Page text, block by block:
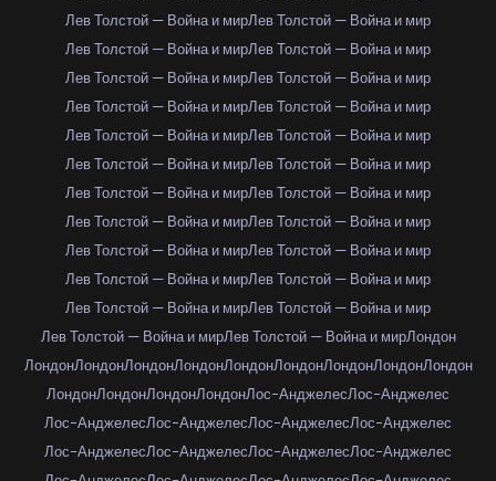
Лев Толстой — Война и мирЛев Толстой — Война и мир
Лев Толстой — Война и мирЛев Толстой — Война и мир
Лев Толстой — Война и мирЛев Толстой — Война и мир
Лев Толстой — Война и мирЛев Толстой — Война и мир
Лев Толстой — Война и мирЛев Толстой — Война и мир
Лев Толстой — Война и мирЛев Толстой — Война и мир
Лев Толстой — Война и мирЛев Толстой — Война и мир
Лев Толстой — Война и мирЛев Толстой — Война и мир
Лев Толстой — Война и мирЛев Толстой — Война и мир
Лев Толстой — Война и мирЛев Толстой — Война и мир
Лев Толстой — Война и мирЛев Толстой — Война и мир
Лев Толстой — Война и мирЛев Толстой — Война и мирЛондон
ЛондонЛондонЛондонЛондонЛондонЛондонЛондонЛондонЛондон
ЛондонЛондонЛондонЛондонЛос-АнджелесЛос-Анджелес
Лос-АнджелесЛос-АнджелесЛос-АнджелесЛос-Анджелес
Лос-АнджелесЛос-АнджелесЛос-АнджелесЛос-Анджелес